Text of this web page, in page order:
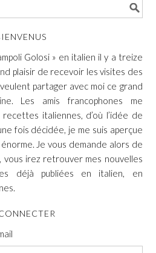
Golosi » en italien il y a treize
plaisir de recevoir les visites des
partager avec moi ce grand
Les amis francophones me
italiennes, d’où l’idée de
fois décidée, je me suis aperçue
énorme. Je vous demande alors de
irez retrouver mes nouvelles
déjà publiées en italien, en